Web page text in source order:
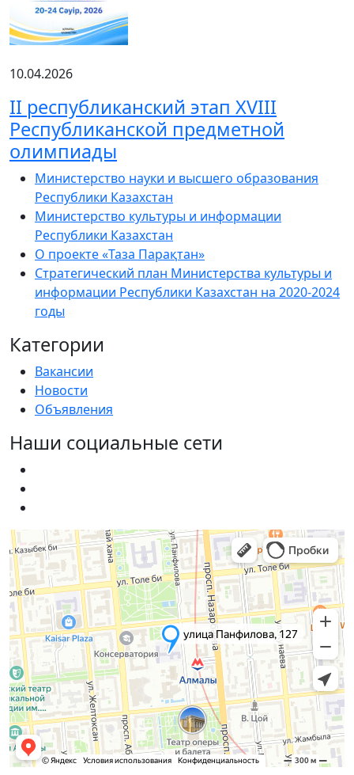
10.04.2026
ІІ республиканский этап XVIII
Республиканской предметной
олимпиады
Министерство науки и высшего образования
Республики Казахстан
Министерство культуры и информации
Республики Казахстан
О проекте «Таза Парақтан»
Стратегический план Министерства культуры и
информации Республики Казахстан на 2020-2024
годы
Категории
Вакансии
Новости
Объявления
Наши социальные сети